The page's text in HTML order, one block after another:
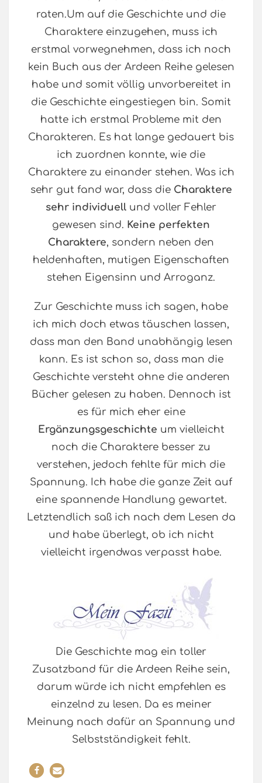
raten.Um auf die Geschichte und die
Charaktere einzugehen, muss ich
erstmal vorwegnehmen, dass ich noch
kein Buch aus der Ardeen Reihe gelesen
habe und somit völlig unvorbereitet in
die Geschichte eingestiegen bin. Somit
hatte ich erstmal Probleme mit den
Charakteren. Es hat lange gedauert bis
ich zuordnen konnte, wie die
Charaktere zu einander stehen. Was ich
sehr gut fand war, dass die Charaktere
sehr individuell und voller Fehler
gewesen sind. Keine perfekten
Charaktere, sondern neben den
heldenhaften, mutigen Eigenschaften
stehen Eigensinn und Arroganz.
Zur Geschichte muss ich sagen, habe
ich mich doch etwas täuschen lassen,
dass man den Band unabhängig lesen
kann. Es ist schon so, dass man die
Geschichte versteht ohne die anderen
Bücher gelesen zu haben. Dennoch ist
es für mich eher eine
Ergänzungsgeschichte um vielleicht
noch die Charaktere besser zu
verstehen, jedoch fehlte für mich die
Spannung. Ich habe die ganze Zeit auf
eine spannende Handlung gewartet.
Letztendlich saß ich nach dem Lesen da
und habe überlegt, ob ich nicht
vielleicht irgendwas verpasst habe.
Die Geschichte mag ein toller
Zusatzband für die Ardeen Reihe sein,
darum würde ich nicht empfehlen es
einzelnd zu lesen. Da es meiner
Meinung nach dafür an Spannung und
Selbstständigkeit fehlt.